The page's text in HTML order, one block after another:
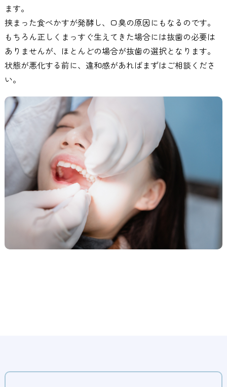
ます。
挟まった食べかすが発酵し、口臭の原因にもなるのです。
もちろん正しくまっすぐ生えてきた場合には抜歯の必要は
ありませんが、ほとんどの場合が抜歯の選択となります。
状態が悪化する前に、違和感があればまずはご相談くださ
い。